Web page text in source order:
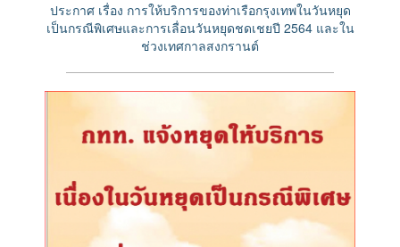
ประกาศ เรื่อง การให้บริการของท่าเรือกรุงเทพในวันหยุด
เป็นกรณีพิเศษและการเลื่อนวันหยุดชดเชยปี 2564 และใน
ช่วงเทศกาลสงกรานต์